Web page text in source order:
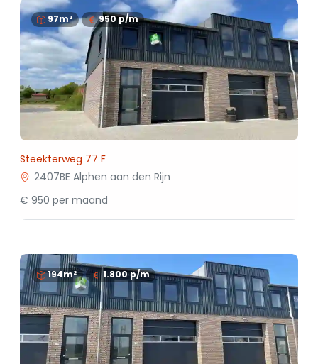
97m² 950p/m
Steekterweg 77 F
2407BE Alphen aan den Rijn
€ 950 per maand
194m² 1.800p/m